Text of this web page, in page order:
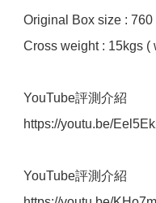
Original Box size :
Cross weight : 15kgs (
YouTube評測介紹
https://youtu.be/
YouTube評測介紹